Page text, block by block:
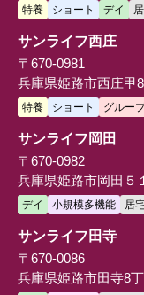
特養 ショート デイ
サンライフ西庄
〒670-0981
兵庫県姫路市西庄甲
特養 ショート グルー
サンライフ岡田
〒670-0982
兵庫県姫路市岡田５
デイ 小規模多機能 居
サンライフ田寺
〒670-0086
兵庫県姫路市田寺8